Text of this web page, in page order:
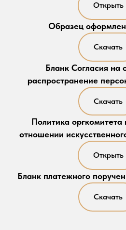
Открыть
Образец
Скачать
Бланк Согласия на
распространение
Скачать
Политика
отношении
Открыть
Бланк платежного
Скачать